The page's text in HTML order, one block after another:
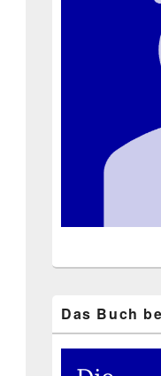
Das Buch